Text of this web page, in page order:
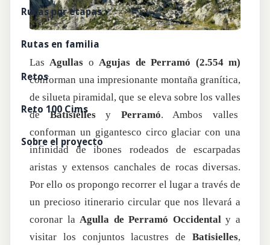
Rutas por etapas
Rutas en familia
Retos
Reto 100 Cims
Sobre el proyecto
Las Agullas o Agujas de Perramó (2.554 m)
conforman una impresionante montaña granítica,
de silueta piramidal, que se eleva sobre los valles
deBatisiellesy Perramó. Ambos valles
conforman un gigantesco circo glaciar con una
infinidad de ibones rodeados de escarpadas
aristas y extensos canchales de rocas diversas.
Por ello os propongo recorrer el lugar a través de
un precioso itinerario circular que nos llevará a
coronar la Agulla de Perramó Occidental y a
visitar los conjuntos lacustres de Batisielles,